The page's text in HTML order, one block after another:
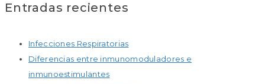
Entradas recientes
Infecciones Respiratorias
Diferencias entre inmunomoduladores e
inmunoestimulantes